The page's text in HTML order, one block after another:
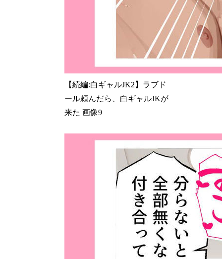
【続編:白ギャルJK2】ラブド
ール頼んだら、白ギャルJKが
来た 画像9